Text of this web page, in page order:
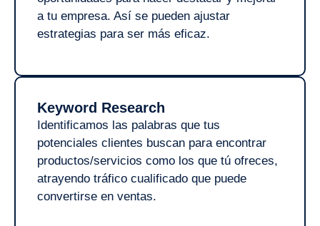
a tu empresa. Así se pueden ajustar
estrategias para ser más eficaz.
Keyword Research
Identificamos las palabras que tus
potenciales clientes buscan para encontrar
productos/servicios como los que tú ofreces,
atrayendo tráfico cualificado que puede
convertirse en ventas.